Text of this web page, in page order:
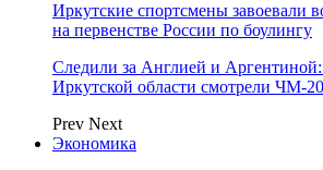
Иркутские спортсмены завоевали
на первенстве России по боулингу
Следили за Англией и
Иркутской области смотрели ЧМ-
Prev Next
Экономика